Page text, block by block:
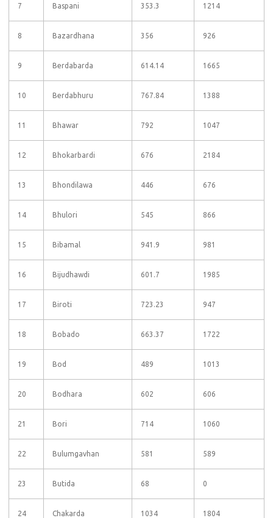
7 Baspani 353.3 1214
8 Bazardhana 356 926
9 Berdabarda 614.14 1665
10 Berdabhuru 767.84 1388
11 Bhawar 792 1047
12 Bhokarbardi 676 2184
13 Bhondilawa 446 676
14 Bhulori 545 866
15 Bibamal 941.9 981
16 Bijudhawdi 601.7 1985
17 Biroti 723.23 947
18 Bobado 663.37 1722
19 Bod 489 1013
20 Bodhara 602 606
21 Bori 714 1060
22 Bulumgavhan 581 589
23 Butida 68 0
24 Chakarda 1034 1804